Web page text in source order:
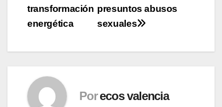
presuntos abusos
sexuales
transformación
energética
Por ecos valencia